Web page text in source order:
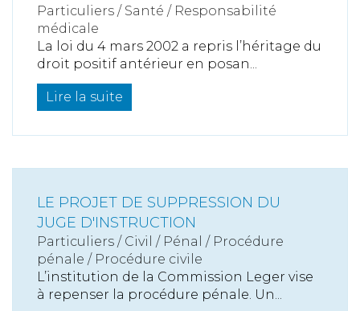
Particuliers / Santé / Responsabilité
médicale
La loi du 4 mars 2002 a repris l’héritage du
droit positif antérieur en posan...
Lire la suite
LE PROJET DE SUPPRESSION DU
JUGE D'INSTRUCTION
Particuliers / Civil / Pénal / Procédure
pénale / Procédure civile
L’institution de la Commission Leger vise
à repenser la procédure pénale. Un...